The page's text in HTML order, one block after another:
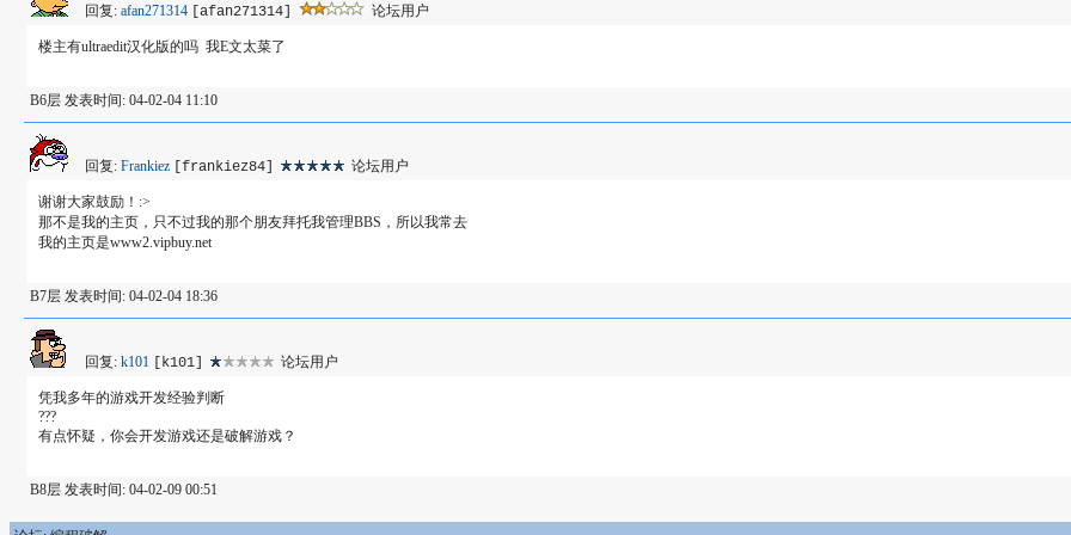
回复: afan271314 [afan271314] 论坛用户
楼主有ultraedit汉化版的吗 我E文太菜了
B6层 发表时间: 04-02-04 11:10
回复: Frankiez [frankiez84] 论坛用户
谢谢大家鼓励！:>
那不是我的主页，只不过我的那个朋友拜托我管理BBS，所以我常去
我的主页是www2.vipbuy.net
B7层 发表时间: 04-02-04 18:36
回复: k101 [k101] 论坛用户
凭我多年的游戏开发经验判断
???
有点怀疑，你会开发游戏还是破解游戏？
B8层 发表时间: 04-02-09 00:51